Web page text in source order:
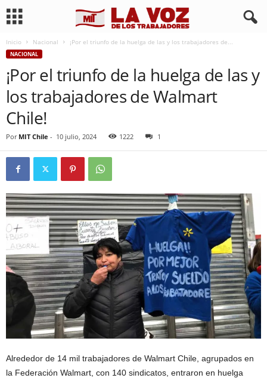
Inicio Nacional ¡Por el triunfo de la huelga de las y los trabajadores de...
NACIONAL
¡Por el triunfo de la huelga de las y
los trabajadores de Walmart
Chile!
Por MIT Chile - 10 julio, 2024 1222 1
Alrededor de 14 mil trabajadores de Walmart Chile, agrupados en
la Federación Walmart, con 140 sindicatos, entraron en huelga